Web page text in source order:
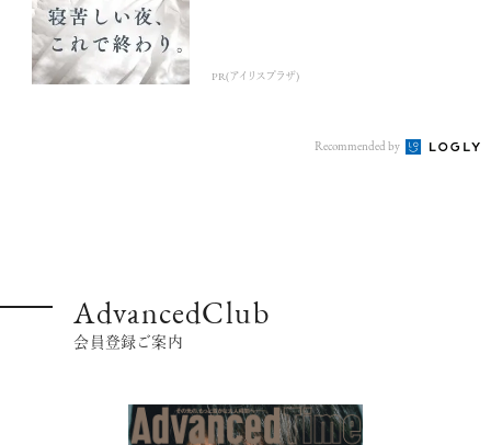
PR(アイリスプラザ)
Recommended by
AdvancedClub
会員登録ご案内